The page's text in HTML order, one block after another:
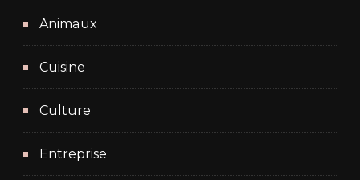
Animaux
Cuisine
Culture
Entreprise